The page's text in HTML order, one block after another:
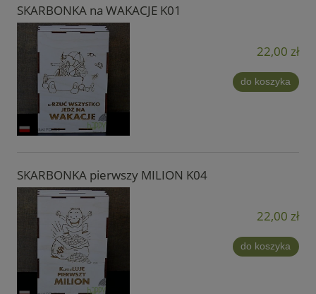
SKARBONKA na WAKACJE K01
22,00 zł
do koszyka
SKARBONKA pierwszy MILION K04
22,00 zł
do koszyka